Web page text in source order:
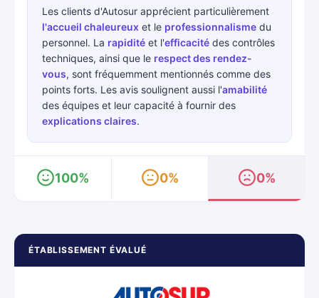
ÉTABLISSEMENT ÉVALUÉ
Les clients d'Autosur apprécient particulièrement
l'accueil chaleureux et le professionnalisme du
personnel. La rapidité et l'efficacité des contrôles
techniques, ainsi que le respect des rendez-
vous, sont fréquemment mentionnés comme des
points forts. Les avis soulignent aussi l'amabilité
des équipes et leur capacité à fournir des
explications claires.
100% 0% 0%